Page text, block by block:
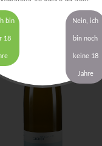
bin
18
Nein, ich
bin noch
keine 18
Jahre